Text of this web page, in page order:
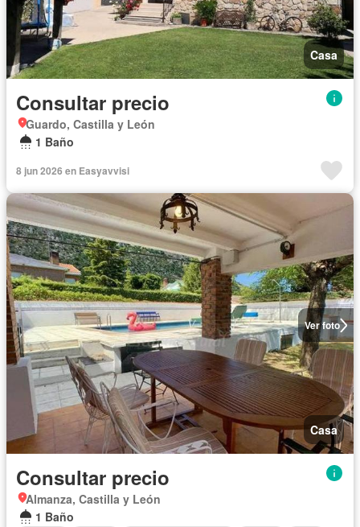
Casa
Consultar precio
Guardo, Castilla y León
1 Baño
8 jun 2026 en Easyavvisi
Ver foto
Casa
Consultar precio
Almanza, Castilla y León
1 Baño